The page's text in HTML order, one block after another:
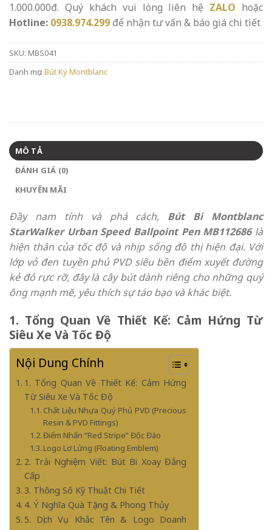
1.000.000đ. Quý khách vui lòng liên hệ ZALO hoặc
Hotline: 0938.974.299 để nhận tư vấn & báo giá chi tiết
SKU: MBS041
Danh mục: Bút Ký Montblanc
MÔ TẢ
ĐÁNH GIÁ (0)
KHUYẾN MÃI
Đầy nam tính và phá cách, Bút Bi Montblanc
StarWalker Urban Speed Ballpoint Pen MB112686là
hiện thân của tốc độ và nhịp sống đô thị hiện đại. Với
lớp vỏ đen tuyền phủ PVD siêu bền điểm xuyết đường
kẻ đỏ rực rỡ, đây là cây bút dành riêng cho những quý
ông mạnh mẽ, yêu thích sự táo bạo và khác biệt.
1. Tổng Quan Về Thiết Kế: Cảm Hứng Từ
Siêu Xe Và Tốc Độ
Nội Dung Chính
1. Tổng Quan Về Thiết Kế: Cảm Hứng
Từ Siêu Xe Và Tốc Độ
Chất Liệu Nhựa Quý Phủ PVD (Precious
Resin & PVD Fittings)
Điểm Nhấn “Red Stripe” Độc Đáo
Logo Lơ Lửng (Floating Emblem)
2. Trải Nghiệm Viết: Bút Bi Xoay Đẳng
Cấp
3. Thông Số Kỹ Thuật Chi Tiết
4. Ý Nghĩa Quà Tặng & Phong Thủy
5. Dịch Vụ Khắc Tên & Logo Doanh